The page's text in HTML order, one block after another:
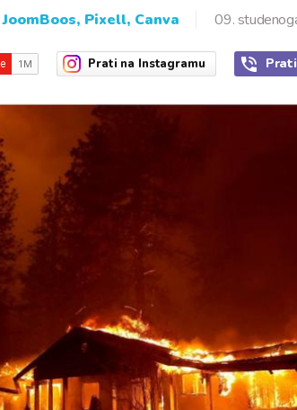
JoomBoos, Pixell, Canva 09.
Prati na Instagramu Prati